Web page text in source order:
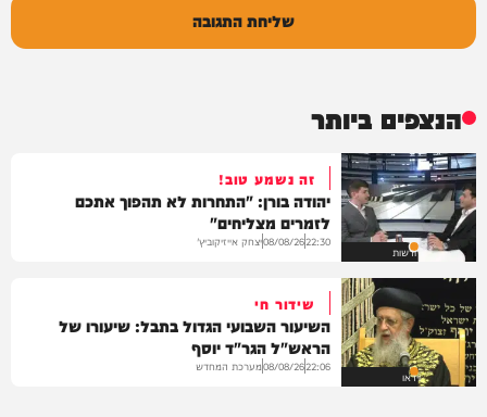
שליחת התגובה
הנצפים ביותר
חדשות
זה נשמע טוב!
יהודה בורן: "התחרות לא תהפוך אתכם
לזמרים מצליחים"
22:30
08/08/26יצחק אייזיקוביץ'
וידאו
שידור חי
השיעור השבועי הגדול בתבל: שיעורו של
הראש"ל הגר"ד יוסף
22:06
08/08/26מערכת המחדש